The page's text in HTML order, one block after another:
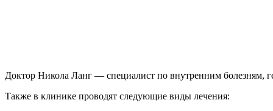
Доктор Никола Ланг — специалист по внутренним болезням,
Также в клинике проводят следующие виды лечения: